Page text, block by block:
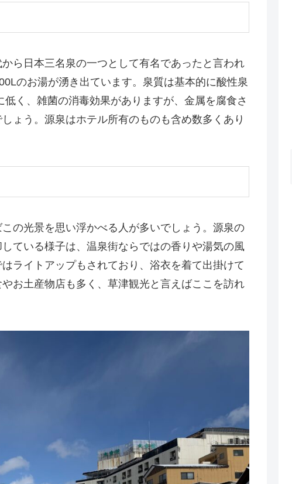
ら日本三名泉の一つとして有名であったと言われ
のお湯が湧き出ています。泉質は基本的に酸性泉
く、雑菌の消毒効果がありますが、金属を腐食さ
ょう。源泉はホテル所有のものも含め数多くあり
の光景を思い浮かべる人が多いでしょう。源泉の
ている様子は、温泉街ならではの香りや湯気の風
ライトアップもされており、浴衣を着て出掛けて
お土産物店も多く、草津観光と言えばここを訪れ